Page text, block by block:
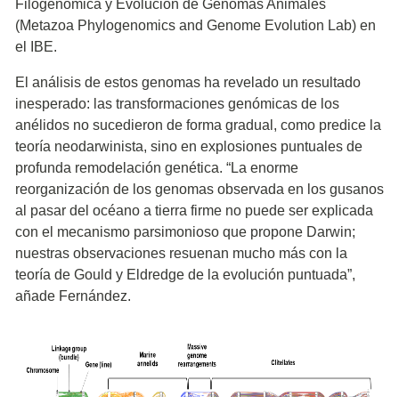
Filogenómica y Evolución de Genomas Animales
(Metazoa Phylogenomics and Genome Evolution Lab) en
el IBE.
El análisis de estos genomas ha revelado un resultado
inesperado: las transformaciones genómicas de los
anélidos no sucedieron de forma gradual, como predice la
teoría neodarwinista, sino en explosiones puntuales de
profunda remodelación genética. “La enorme
reorganización de los genomas observada en los gusanos
al pasar del océano a tierra firme no puede ser explicada
con el mecanismo parsimonioso que propone Darwin;
nuestras observaciones resuenan mucho más con la
teoría de Gould y Eldredge de la evolución puntuada”,
añade Fernández.